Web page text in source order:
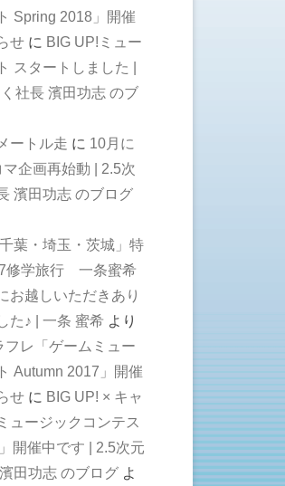
Spring 2018」開催
せ に BIG UP!ミュー
スタートしました |
社長 濱田功志 のブ
ートル走 に 10月に
企画再始動 | 2.5次
濱田功志 のブログ
葉・埼玉・茨城」特
修学旅行 一条蜜希
お越しいただきあり
た♪ | 一条 蜜希 より
フレ「ゲームミュー
Autumn 2017」開催
せ に BIG UP! × キャ
ュージックコンテス
開催中です | 2.5次元
田功志 のブログ よ